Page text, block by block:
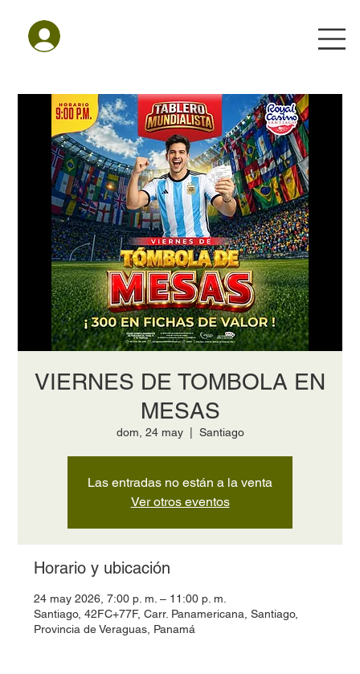
VIERNES DE TOMBOLA EN
MESAS
dom, 24 may
  |
Santiago
Las entradas no están a la venta
Ver otros eventos
Horario y ubicación
24 may 2026, 7:00 p. m. – 11:00 p. m.
Santiago, 42FC+77F, Carr. Panamericana, Santiago,
Provincia de Veraguas, Panamá